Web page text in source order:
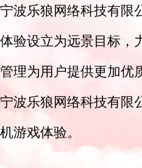
宁波乐狼网络科技有限
体验设立为远景目标，
管理为用户提供更加优
宁波乐狼网络科技有限
机游戏体验。